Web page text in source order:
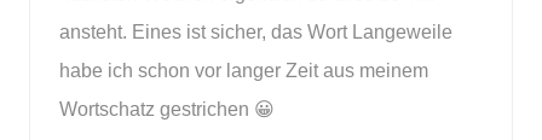
ansteht. Eines ist sicher, das Wort Langeweile
habe ich schon vor langer Zeit aus meinem
Wortschatz gestrichen 😀